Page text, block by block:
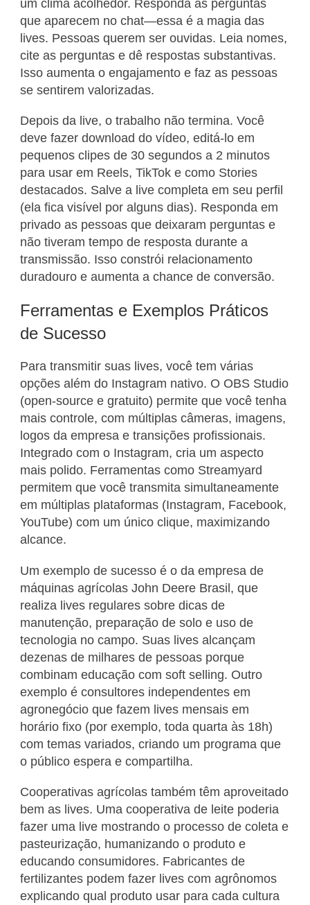
um clima acolhedor. Responda as perguntas
que aparecem no chat—essa é a magia das
lives. Pessoas querem ser ouvidas. Leia nomes,
cite as perguntas e dê respostas substantivas.
Isso aumenta o engajamento e faz as pessoas
se sentirem valorizadas.
Depois da live, o trabalho não termina. Você
deve fazer download do vídeo, editá-lo em
pequenos clipes de 30 segundos a 2 minutos
para usar em Reels, TikTok e como Stories
destacados. Salve a live completa em seu perfil
(ela fica visível por alguns dias). Responda em
privado as pessoas que deixaram perguntas e
não tiveram tempo de resposta durante a
transmissão. Isso constrói relacionamento
duradouro e aumenta a chance de conversão.
Ferramentas e Exemplos Práticos
de Sucesso
Para transmitir suas lives, você tem várias
opções além do Instagram nativo. O OBS Studio
(open-source e gratuito) permite que você tenha
mais controle, com múltiplas câmeras, imagens,
logos da empresa e transições profissionais.
Integrado com o Instagram, cria um aspecto
mais polido. Ferramentas como Streamyard
permitem que você transmita simultaneamente
em múltiplas plataformas (Instagram, Facebook,
YouTube) com um único clique, maximizando
alcance.
Um exemplo de sucesso é o da empresa de
máquinas agrícolas John Deere Brasil, que
realiza lives regulares sobre dicas de
manutenção, preparação de solo e uso de
tecnologia no campo. Suas lives alcançam
dezenas de milhares de pessoas porque
combinam educação com soft selling. Outro
exemplo é consultores independentes em
agronegócio que fazem lives mensais em
horário fixo (por exemplo, toda quarta às 18h)
com temas variados, criando um programa que
o público espera e compartilha.
Cooperativas agrícolas também têm aproveitado
bem as lives. Uma cooperativa de leite poderia
fazer uma live mostrando o processo de coleta e
pasteurização, humanizando o produto e
educando consumidores. Fabricantes de
fertilizantes podem fazer lives com agrônomos
explicando qual produto usar para cada cultura